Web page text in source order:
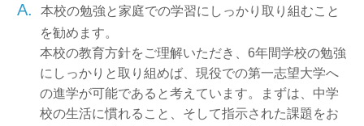
A.
本校の勉強と家庭での学習にしっかり取り組むこと
を勧めます。
本校の教育方針をご理解いただき、6年間学校の勉強
にしっかりと取り組めば、現役での第一志望大学へ
の進学が可能であると考えています。まずは、中学
校の生活に慣れること、そして指示された課題をお